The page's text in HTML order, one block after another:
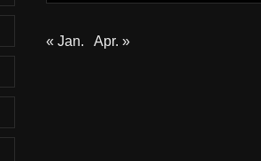
« Jan. Apr. »